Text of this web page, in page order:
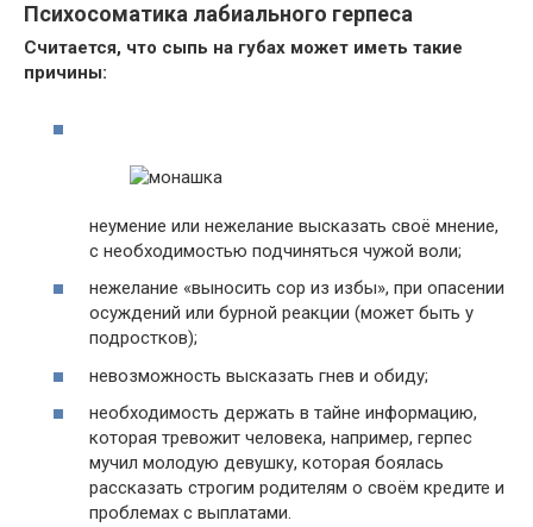
Психосоматика лабиального герпеса
Считается, что сыпь на губах может иметь такие
причины:
неумение или нежелание высказать своё мнение,
с необходимостью подчиняться чужой воли;
нежелание «выносить сор из избы», при опасении
осуждений или бурной реакции (может быть у
подростков);
невозможность высказать гнев и обиду;
необходимость держать в тайне информацию,
которая тревожит человека, например, герпес
мучил молодую девушку, которая боялась
рассказать строгим родителям о своём кредите и
проблемах с выплатами.